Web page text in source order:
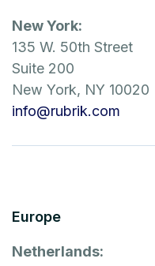
New York:
135 W. 50th Street
Suite 200
New York, NY 10020
info@rubrik.com
Europe
Netherlands: